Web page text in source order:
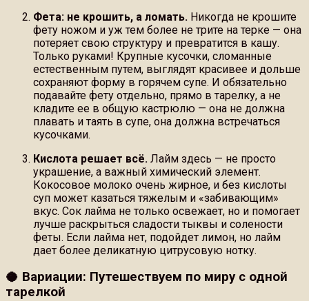
Фета: не крошить, а ломать. Никогда не крошите
фету ножом и уж тем более не трите на терке — она
потеряет свою структуру и превратится в кашу.
Только руками! Крупные кусочки, сломанные
естественным путем, выглядят красивее и дольше
сохраняют форму в горячем супе. И обязательно
подавайте фету отдельно, прямо в тарелку, а не
кладите ее в общую кастрюлю — она не должна
плавать и таять в супе, она должна встречаться
кусочками.
Кислота решает всё. Лайм здесь — не просто
украшение, а важный химический элемент.
Кокосовое молоко очень жирное, и без кислоты
суп может казаться тяжелым и «забивающим»
вкус. Сок лайма не только освежает, но и помогает
лучше раскрыться сладости тыквы и солености
феты. Если лайма нет, подойдет лимон, но лайм
дает более деликатную цитрусовую нотку.
🥥 Вариации: Путешествуем по миру с одной
тарелкой